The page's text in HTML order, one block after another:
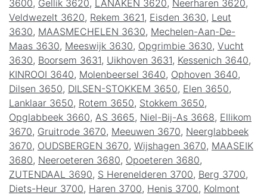
3600, Gellik 3620, LANAKEN 3620, Neerharen 3620,
Veldwezelt 3620, Rekem 3621, Eisden 3630, Leut
3630, MAASMECHELEN 3630, Mechelen-Aan-De-
Maas 3630, Meeswijk 3630, Opgrimbie 3630, Vucht
3630, Boorsem 3631, Uikhoven 3631, Kessenich 3640,
KINROOI 3640, Molenbeersel 3640, Ophoven 3640,
Dilsen 3650, DILSEN-STOKKEM 3650, Elen 3650,
Lanklaar 3650, Rotem 3650, Stokkem 3650,
Opglabbeek 3660, AS 3665, Niel-Bij-As 3668, Ellikom
3670, Gruitrode 3670, Meeuwen 3670, Neerglabbeek
3670, OUDSBERGEN 3670, Wijshagen 3670, MAASEIK
3680, Neeroeteren 3680, Opoeteren 3680,
ZUTENDAAL 3690, S Herenelderen 3700, Berg 3700,
Diets-Heur 3700, Haren 3700, Henis 3700, Kolmont